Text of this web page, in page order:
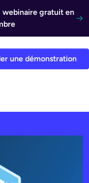
webinaire gratuit en
une démonstration